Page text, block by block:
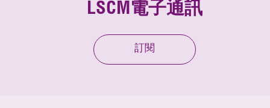
LSCM電子通訊
訂閱